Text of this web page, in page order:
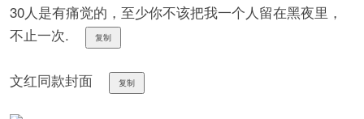
30人是有痛觉的，至少你不该把我一个人留在黑夜里，
不止一次.
复制
文红同款封面 复制